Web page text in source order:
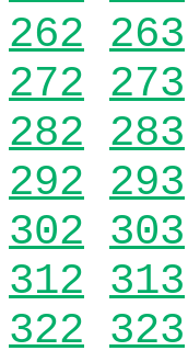
262 263
272 273
282 283
292 293
302 303
312 313
322 323